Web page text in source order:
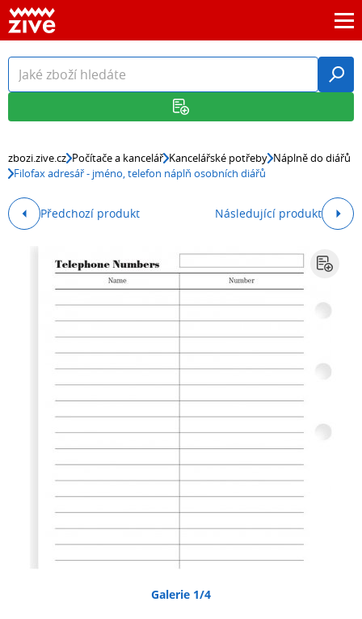
zbozi.zive.cz Počítače a kancelář Kancelářské potřeby Náplně do diářů
Filofax adresář - jméno, telefon náplň osobních diářů
Předchozí produkt Následující produkt
Galerie 1/4